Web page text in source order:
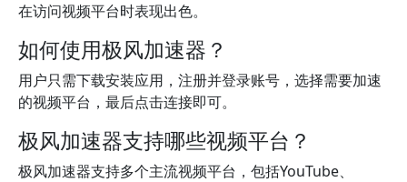
在访问视频平台时表现出色。
如何使用极风加速器？
用户只需下载安装应用，注册并登录账号，选择需要加速
的视频平台，最后点击连接即可。
极风加速器支持哪些视频平台？
极风加速器支持多个主流视频平台，包括YouTube、